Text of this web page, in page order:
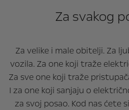
Za svakog
Za velike i male obitelji. Za
vozila. Za one koji traže
Za sve one koji traže
I za one koji sanjaju o
za svoj posao. Kod nas ćete